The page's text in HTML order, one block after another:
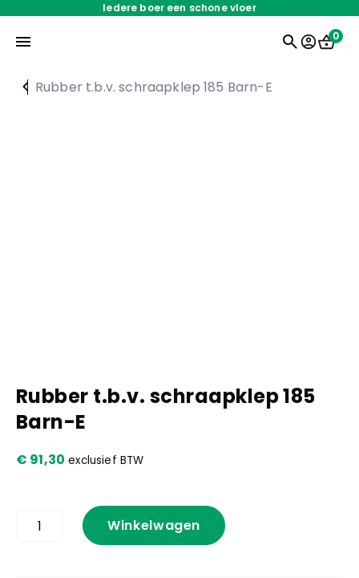
Iedere boer een schone vloer
Kennis en praktijk
0
Rubber t.b.v. schraapklep 185 Barn-E
Rubber t.b.v. schraapklep 185
Barn-E
€ 91,30 exclusief BTW
Rubber
t.b.v.
schraapklep
Winkelwagen